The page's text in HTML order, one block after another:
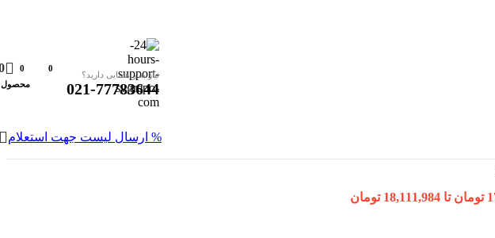
نیاز به راهنمایی دارید؟
021-77783644
0
0
محصول
% ارسال لیست جهت استعلام